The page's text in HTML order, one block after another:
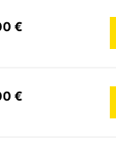
€
€